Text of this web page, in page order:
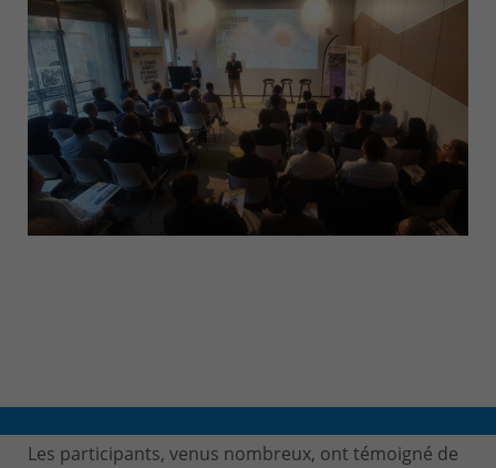
Les participants, venus nombreux, ont témoigné de